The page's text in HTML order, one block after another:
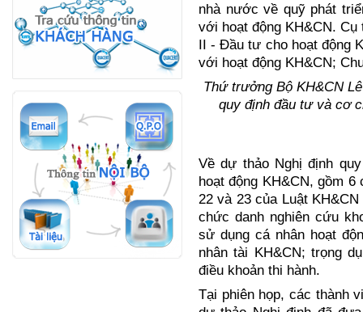
nhà nước về quỹ phát
với hoạt động KH&CN.
II - Đầu tư cho hoạt động
với hoạt động KH&CN;
Thứ trưởng Bộ KH&CN
quy định đầu tư và cơ
Về dự thảo Nghị định
hoạt động KH&CN, gồm
22 và 23 của Luật
chức danh nghiên cứu
sử dụng cá nhân hoạt
nhân tài KH&CN; trọng
điều khoản thi hành.
Tại phiên họp, các thành